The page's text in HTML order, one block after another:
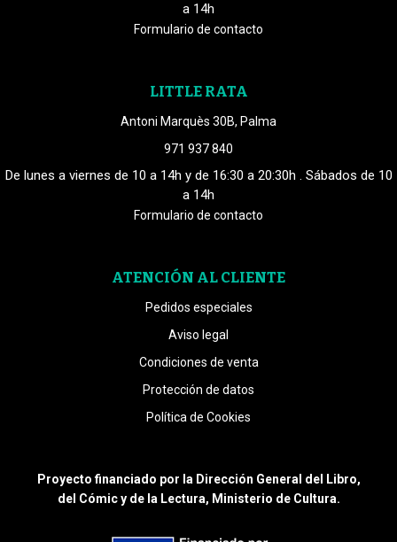
a 14h
Formulario de contacto
LITTLE RATA
Antoni Marquès 30B, Palma
971 937 840
De lunes a viernes de 10 a 14h y de 16:30 a 20:30h . Sábados de 10
a 14h
Formulario de contacto
ATENCIÓN AL CLIENTE
Pedidos especiales
Aviso legal
Condiciones de venta
Protección de datos
Política de Cookies
Proyecto financiado por la Dirección General del Libro,
del Cómic y de la Lectura, Ministerio de Cultura.